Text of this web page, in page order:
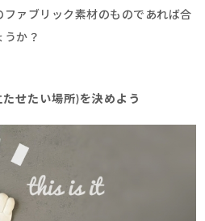
ァブリック素材のものであれば合
うか？
せたい場所)を決めよう